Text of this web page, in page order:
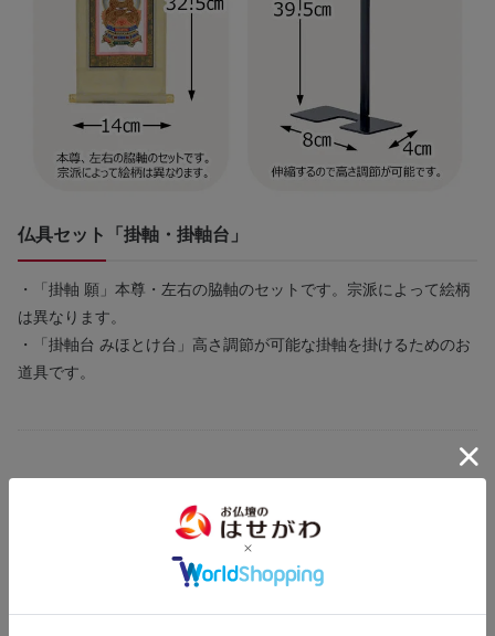
仏具セット「掛軸・掛軸台」
・「掛軸 願」本尊・左右の脇軸のセットです。宗派によって絵柄
は異なります。
・「掛軸台 みほとけ台」高さ調節が可能な掛軸を掛けるためのお
道具です。